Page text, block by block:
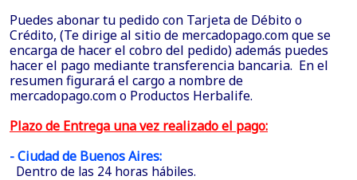
Puedes abonar tu pedido con Tarjeta de Débito o
Crédito, (Te dirige al sitio de mercadopago.com que se
encarga de hacer el cobro del pedido) además puedes
hacer el pago mediante transferencia bancaria. En el
resumen figurará el cargo a nombre de
mercadopago.com o Productos Herbalife.
Plazo de Entrega una vez realizado el pago:
- Ciudad de Buenos Aires:
Dentro de las 24 horas hábiles.